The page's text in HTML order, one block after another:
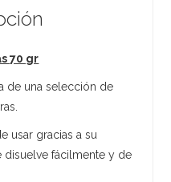
70 gr
de una selección de
usar gracias a su
fácilmente y de